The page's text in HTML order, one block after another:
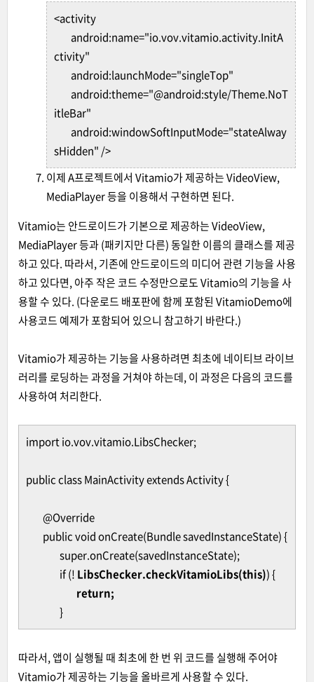
<activity
android:name="io.vov.vitamio.activity.InitA
ctivity"
android:launchMode="singleTop"
android:theme="@android:style/Theme.NoT
itleBar"
android:windowSoftInputMode="stateAlway
sHidden" />
이제 A프로젝트에서 Vitamio가 제공하는 VideoView,
MediaPlayer 등을 이용해서 구현하면 된다.
Vitamio는 안드로이드가 기본으로 제공하는 VideoView,
MediaPlayer 등과 (패키지만 다른) 동일한 이름의 클래스를 제공
하고 있다. 따라서, 기존에 안드로이드의 미디어 관련 기능을 사용
하고 있다면, 아주 작은 코드 수정만으로도 Vitamio의 기능을 사
용할 수 있다. (다운로드 배포판에 함께 포함된 VitamioDemo에
사용코드 예제가 포함되어 있으니 참고하기 바란다.)
Vitamio가 제공하는 기능을 사용하려면 최초에 네이티브 라이브
러리를 로딩하는 과정을 거쳐야 하는데, 이 과정은 다음의 코드를
사용하여 처리한다.
import io.vov.vitamio.LibsChecker;
public class MainActivity extends Activity {
@Override
public void onCreate(Bundle savedInstanceState) {
super.onCreate(savedInstanceState);
if (! LibsChecker.checkVitamioLibs(this)) {
return;
}
따라서, 앱이 실행될 때 최초에 한 번 위 코드를 실행해 주어야
Vitamio가 제공하는 기능을 올바르게 사용할 수 있다.